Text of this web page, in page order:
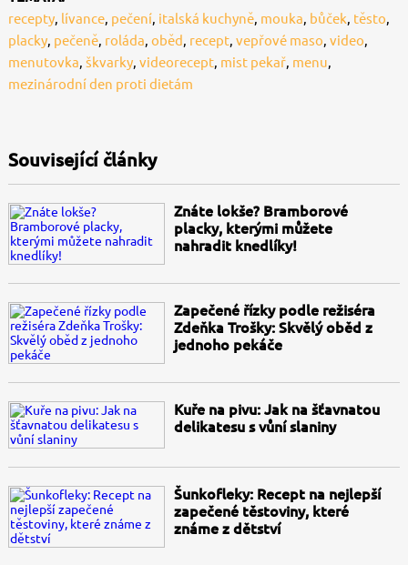
recepty, lívance, pečení, italská kuchyně, mouka, bůček, těsto,
placky, pečeně, roláda, oběd, recept, vepřové maso, video,
menutovka, škvarky, videorecept, mist pekař, menu,
mezinárodní den proti dietám
Související články
Znáte lokše? Bramborové
placky, kterými můžete
nahradit knedlíky!
Zapečené řízky podle režiséra
Zdeňka Trošky: Skvělý oběd z
jednoho pekáče
Kuře na pivu: Jak na šťavnatou
delikatesu s vůní slaniny
Šunkofleky: Recept na nejlepší
zapečené těstoviny, které
známe z dětství